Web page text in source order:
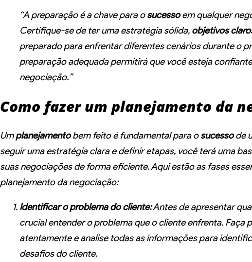
“A preparação é a chave para osucessoem qualquer
Certifique-se de ter uma estratégia sólida, objetivos
preparado para enfrentar diferentes cenários durante o
preparação adequada permitirá que você esteja
negociação.”
Como fazer um planejamento da
Umplanejamentobem feito é fundamental para osucessode
seguir uma estratégia clara e definir etapas, você terá uma
suas negociações de forma eficiente. Aqui estão as fases
planejamento da negociação:
Identificar o problema do cliente:Antes de apresentar
crucial entender o problema que o cliente enfrenta. Faça
atentamente e analise todas as informações para
desafios do cliente.